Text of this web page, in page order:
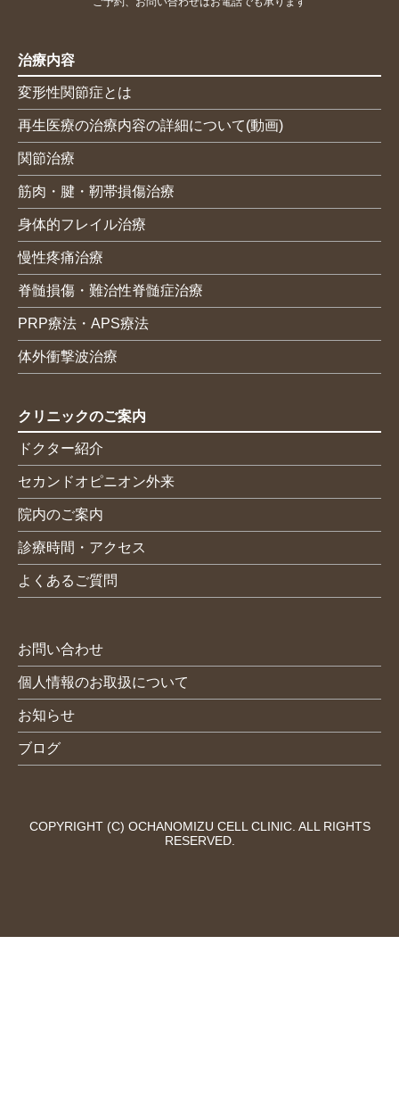
治療内容
変形性関節症とは
再生医療の治療内容の詳細について(動画)
関節治療
筋肉・腱・靭帯損傷治療
身体的フレイル治療
慢性疼痛治療
脊髄損傷・難治性脊髄症治療
PRP療法・APS療法
体外衝撃波治療
クリニックのご案内
ドクター紹介
セカンドオピニオン外来
院内のご案内
診療時間・アクセス
よくあるご質問
お問い合わせ
個人情報のお取扱について
お知らせ
ブログ
COPYRIGHT (C) OCHANOMIZU CELL CLINIC. ALL RIGHTS
RESERVED.